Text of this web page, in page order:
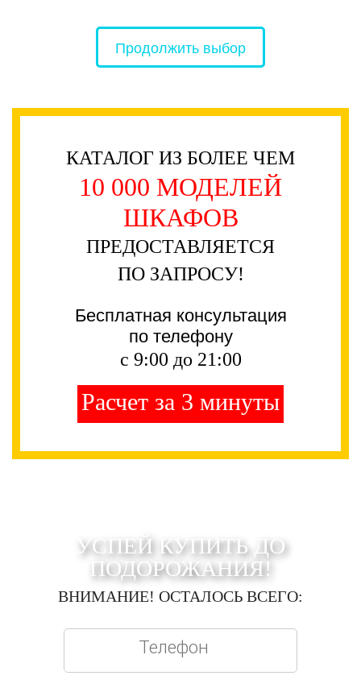
Продолжить выбор
КАТАЛОГ ИЗ БОЛЕЕ ЧЕМ
10 000 МОДЕЛЕЙ
ШКАФОВ
ПРЕДОСТАВЛЯЕТСЯ
ПО ЗАПРОСУ!
Бесплатная консультация
по телефону
с 9:00 до 21:00
Расчет за 3 минуты
УСПЕЙ КУПИТЬ ДО
ПОДОРОЖАНИЯ!
ВНИМАНИЕ! ОСТАЛОСЬ ВСЕГО: